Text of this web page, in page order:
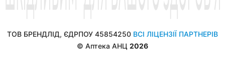
ТОВ БРЕНДЛІД, ЄДРПОУ 45854250 ВСІ ЛІЦЕНЗІЇ ПАРТНЕРІВ
© Аптека АНЦ 2026